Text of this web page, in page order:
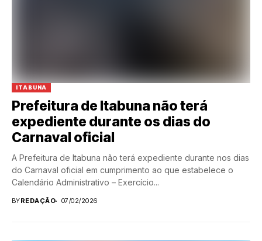
ITABUNA
Prefeitura de Itabuna não terá
expediente durante os dias do
Carnaval oficial
A Prefeitura de Itabuna não terá expediente durante nos dias
do Carnaval oficial em cumprimento ao que estabelece o
Calendário Administrativo – Exercício...
BYREDAÇÃO 07/02/2026